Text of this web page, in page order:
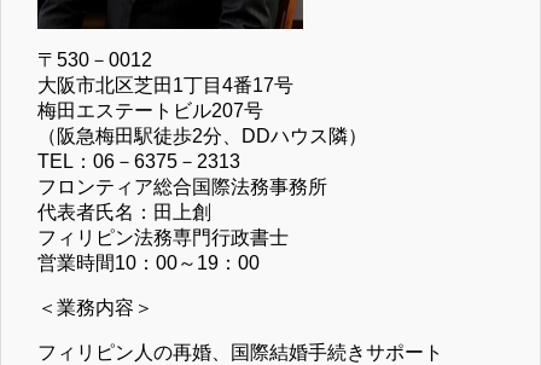
〒530－0012
大阪市北区芝田1丁目4番17号
梅田エステートビル207号
（阪急梅田駅徒歩2分、DDハウス隣）
TEL：06－6375－2313
フロンティア総合国際法務事務所
代表者氏名：田上創
フィリピン法務専門行政書士
営業時間10：00～19：00
＜業務内容＞
フィリピン人の再婚、国際結婚手続きサポート